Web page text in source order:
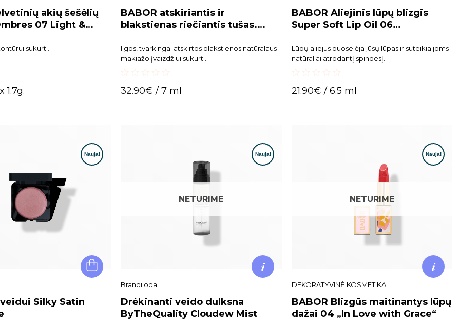
akių šešėlių
07 Light &
sukurti.
1.7g.
BABOR atskiriantis ir
blakstienas riečiantis tušas.
Mascara
Ilgos, tvarkingai atskirtos blakstienos natūralaus
makiažo įvaizdžiui sukurti.
out
32.90€ / 7 ml
BABOR Aliejinis lūpų blizgis
Super Soft Lip Oil 06
Lūpų aliejus puoselėja jūsų lūpas ir suteikia joms
natūraliai atrodantį spindesį.
out
21.90€ / 6.5 ml
Silky Satin
NETURIME
Brandi oda
Drėkinanti veido dulksna
ByTheQuality Cloudew Mist
NETURIME
DEKORATYVINĖ KOSMETIKA
BABOR Blizgūs maitinantys lūpų
dažai 04 „In Love with Grace“